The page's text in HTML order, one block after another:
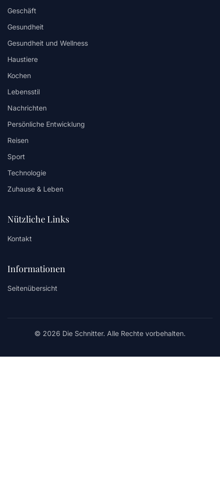
Geschäft
Gesundheit
Gesundheit und Wellness
Haustiere
Kochen
Lebensstil
Nachrichten
Persönliche Entwicklung
Reisen
Sport
Technologie
Zuhause & Leben
Nützliche Links
Kontakt
Informationen
Seitenübersicht
© 2026 Die Schnitter. Alle Rechte vorbehalten.